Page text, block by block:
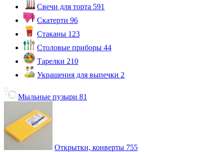
Свечи для торта 591
Скатерти 96
Стаканы 123
Столовые приборы 44
Тарелки 210
Украшения для выпечки 2
Мыльные пузыри 81
Открытки, конверты 755